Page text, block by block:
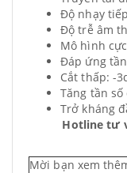
Độ nhạy
Độ trễ âm
Mô hình
Đáp ứng
Cắt thấp: -
Tăng tần số
Trở kháng
Hotline tư
Mời bạn xem